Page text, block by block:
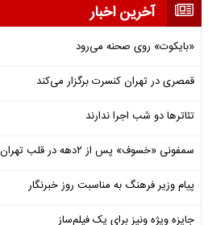
آخرین اخبار
«بایکوت» روی صحنه می‌رود
قمصری در تهران کنسرت برگزار می‌کند
تئاترها دو شب اجرا ندارند
سمفونی «خسوف» پس از ۲دهه در قلب تهران طنین انداز شد
پیام وزیر فرهنگ به مناسبت روز خبرنگار
جایزه ویژه ونیز برای یک فیلم‌ساز